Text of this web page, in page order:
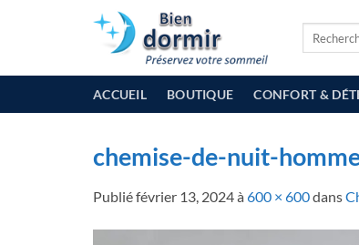
ACCUEIL BOUTIQUE CONFORT &
chemise-de-nuit-
Publiéfévrier 13, 2024à 600 × 600dans